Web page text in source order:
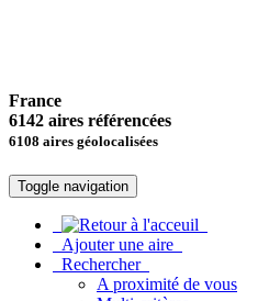
France
6142 aires référencées
6108 aires géolocalisées
Toggle navigation
Ajouter une aire
Rechercher
A proximité de vous